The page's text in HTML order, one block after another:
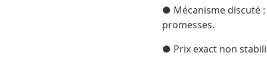
● Mécanisme discuté
promesses.
● Prix exact non